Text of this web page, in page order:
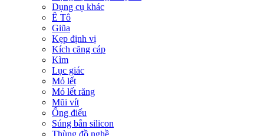
Dụng cụ khác
Ê Tô
Giũa
Kẹp định vị
Kích căng cáp
Kìm
Lục giác
Mỏ lết
Mỏ lết răng
Mũi vít
Ống điếu
Súng bắn silicon
Thùng đồ nghề